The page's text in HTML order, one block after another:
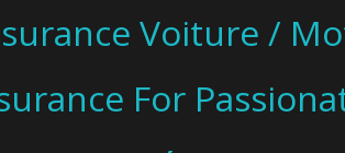
Voiture /
For